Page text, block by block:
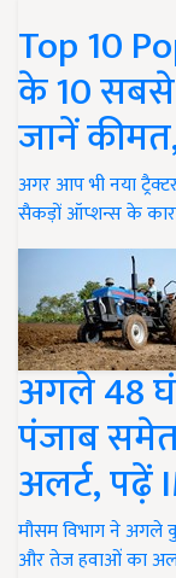
Top 10
के 10 सबसे
जानें
अगर आप भी नया
सैकड़ों ऑप्शन्स के
अगले 48
पंजाब समेत
अलर्ट, पढ़ें
मौसम विभाग ने अगले
और तेज हवाओं का